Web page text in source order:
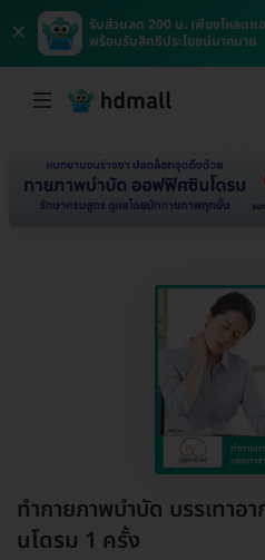
×
รับส่วนลด 200 บ. เพียงโหลด
พร้อมรับสิทธิประโยชน์มากมาย
ทำกายภาพบำบัด บรรเทาอ
นโดรม 1 ครั้ง